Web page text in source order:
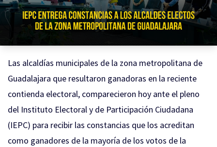
Las alcaldías municipales de la zona metropolitana de
Guadalajara que resultaron ganadoras en la reciente
contienda electoral, comparecieron hoy ante el pleno
del Instituto Electoral y de Participación Ciudadana
(IEPC) para recibir las constancias que los acreditan
como ganadores de la mayoría de los votos de la